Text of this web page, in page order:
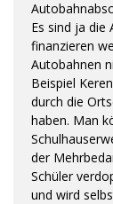
Es sind ja die
finanzieren
Autobahnen
Beispiel
durch die
haben. Man
der
Schüler
und wird